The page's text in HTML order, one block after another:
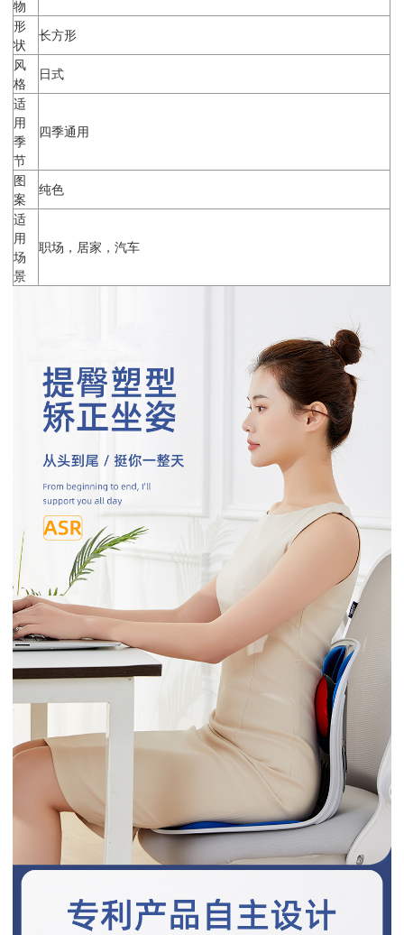
物
形
状
长方形
风
格
日式
适
用
季
节
四季通用
图
案
纯色
适
用
场
景
职场，居家，汽车